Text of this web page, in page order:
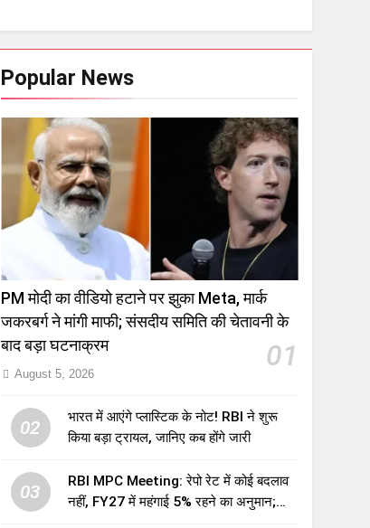
Popular News
PM मोदी का वीडियो हटाने पर झुका Meta, मार्क
जकरबर्ग ने मांगी माफी; संसदीय समिति की चेतावनी के
बाद बड़ा घटनाक्रम
01
August 5, 2026
02
भारत में आएंगे प्लास्टिक के नोट! RBI ने शुरू
किया बड़ा ट्रायल, जानिए कब होंगे जारी
03
RBI MPC Meeting: रेपो रेट में कोई बदलाव
नहीं, FY27 में महंगाई 5% रहने का अनुमान;